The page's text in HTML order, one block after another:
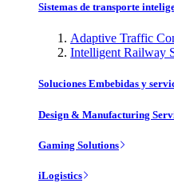
Sistemas de transporte
Adaptive Traffic
Intelligent Railway
Soluciones Embebidas y
Design & Manufacturing
Gaming Solutions
iLogistics